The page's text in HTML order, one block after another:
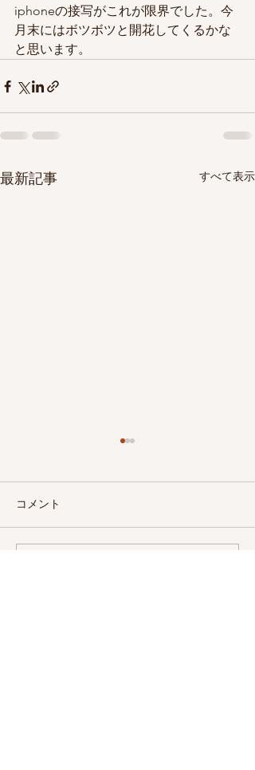
iphoneの接写がこれが限界でした。今
月末にはボツボツと開花してくるかな
と思います。
最新記事 すべて表示
オリーブショウガ飴
コメント